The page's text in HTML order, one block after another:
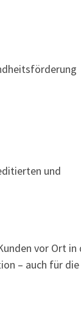
und
vor Ort in
– auch für die